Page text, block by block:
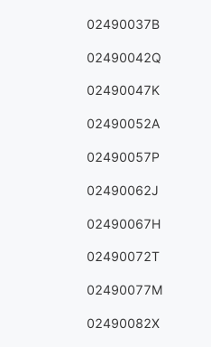
02490037B
02490042Q
02490047K
02490052A
02490057P
02490062J
02490067H
02490072T
02490077M
02490082X